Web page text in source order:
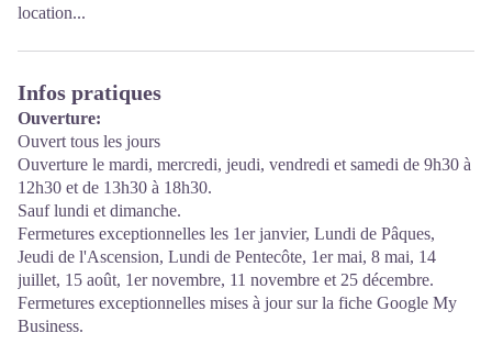
location...
Infos pratiques
Ouverture:
Ouvert tous les jours
Ouverture le mardi, mercredi, jeudi, vendredi et samedi de 9h30 à
12h30 et de 13h30 à 18h30.
Sauf lundi et dimanche.
Fermetures exceptionnelles les 1er janvier, Lundi de Pâques,
Jeudi de l'Ascension, Lundi de Pentecôte, 1er mai, 8 mai, 14
juillet, 15 août, 1er novembre, 11 novembre et 25 décembre.
Fermetures exceptionnelles mises à jour sur la fiche Google My
Business.